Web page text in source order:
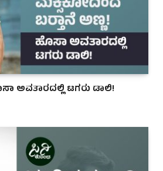
ಅವತಾರದಲ್ಲಿ ಟಗರು ಡಾಲಿ!